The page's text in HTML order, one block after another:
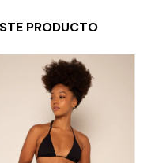
PRODUCTO